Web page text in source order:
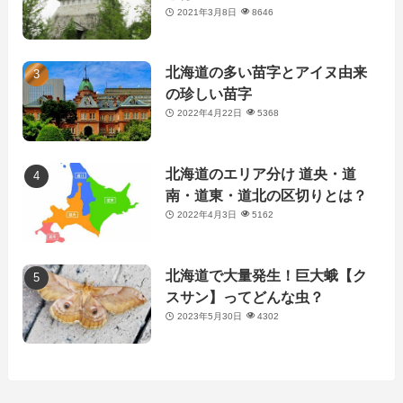
2021年3月8日 8646
北海道の多い苗字とアイヌ由来
の珍しい苗字
2022年4月22日 5368
北海道のエリア分け 道央・道
南・道東・道北の区切りとは？
2022年4月3日 5162
北海道で大量発生！巨大蛾【ク
スサン】ってどんな虫？
2023年5月30日 4302